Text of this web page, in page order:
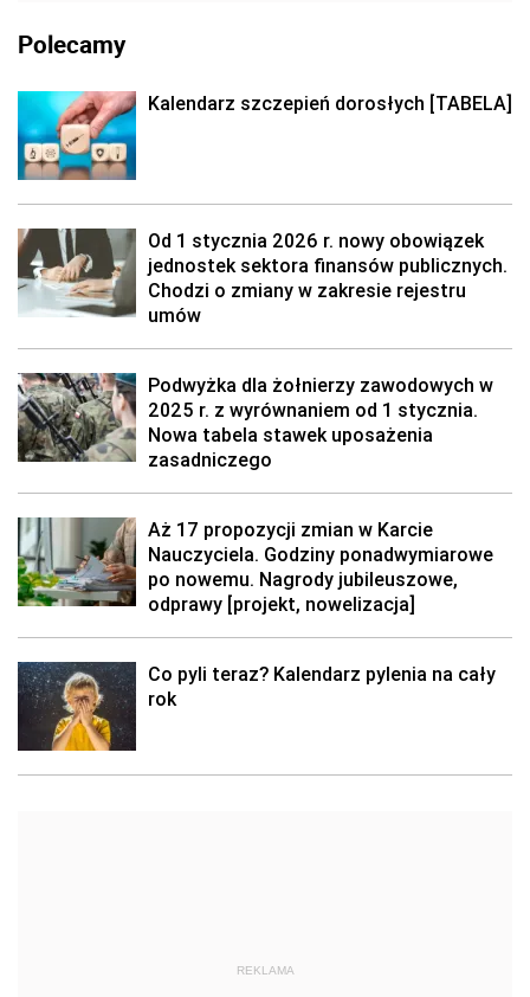
Polecamy
Kalendarz szczepień dorosłych [TABELA]
Od 1 stycznia 2026 r. nowy obowiązek
jednostek sektora finansów publicznych.
Chodzi o zmiany w zakresie rejestru
umów
Podwyżka dla żołnierzy zawodowych w
2025 r. z wyrównaniem od 1 stycznia.
Nowa tabela stawek uposażenia
zasadniczego
Aż 17 propozycji zmian w Karcie
Nauczyciela. Godziny ponadwymiarowe
po nowemu. Nagrody jubileuszowe,
odprawy [projekt, nowelizacja]
Co pyli teraz? Kalendarz pylenia na cały
rok
REKLAMA